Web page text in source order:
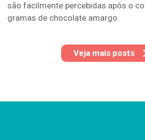
são facilmente percebidas após o
gramas de chocolate amargo.
Veja mais posts